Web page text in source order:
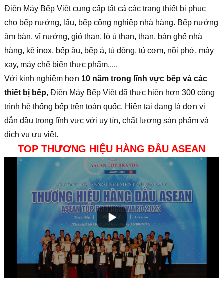
Điện Máy Bếp Việt cung cấp tất cả các trang thiết bị phục
cho bếp nướng, lẩu, bếp công nghiệp nhà hàng. Bếp nướng
âm bàn, vĩ nướng, giỏ than, lò ủ than, than, bàn ghế nhà
hàng, kệ inox, bếp âu, bếp á, tủ đông, tủ cơm, nồi phở, máy
xay, máy chế biến thực phẩm.....
Với kinh nghiệm hơn 10 năm trong lĩnh vực bếp và các
thiết bị bếp, Điện Máy Bếp Việt đã thực hiện hơn 300 công
trình hệ thống bếp trên toàn quốc. Hiện tại đang là đơn vị
dẫn đầu trong lĩnh vực với uy tín, chất lượng sản phẩm và
dịch vụ ưu việt.
TOP THƯƠNG HIỆU HÀNG ĐẦU ASEAN